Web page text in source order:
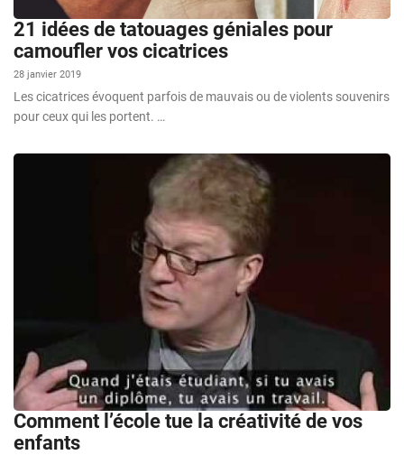
21 idées de tatouages géniales pour
camoufler vos cicatrices
28 janvier 2019
Les cicatrices évoquent parfois de mauvais ou de violents souvenirs
pour ceux qui les portent. …
Comment l’école tue la créativité de vos
enfants